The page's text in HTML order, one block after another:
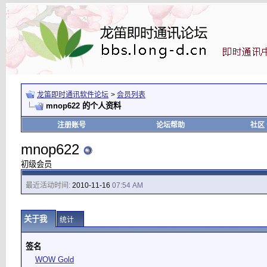
龙笛即时通讯软件论坛 > 会员列表
mnop622 的个人资料
注册账号 论坛帮助 社区
mnop622
初级会员
最近活动时间: 2010-11-16 07:54 AM
关于我 统计
签名
WOW Gold